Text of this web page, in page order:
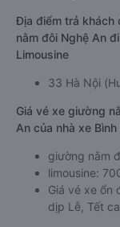
Địa điểm trả khách
nằm đôi Nghệ An
Limousine
33 Hà Nội
Giá vé xe giường
An của nhà xe
giường nằm
limousine:
Giá vé xe ổn
dịp Lễ, Tết